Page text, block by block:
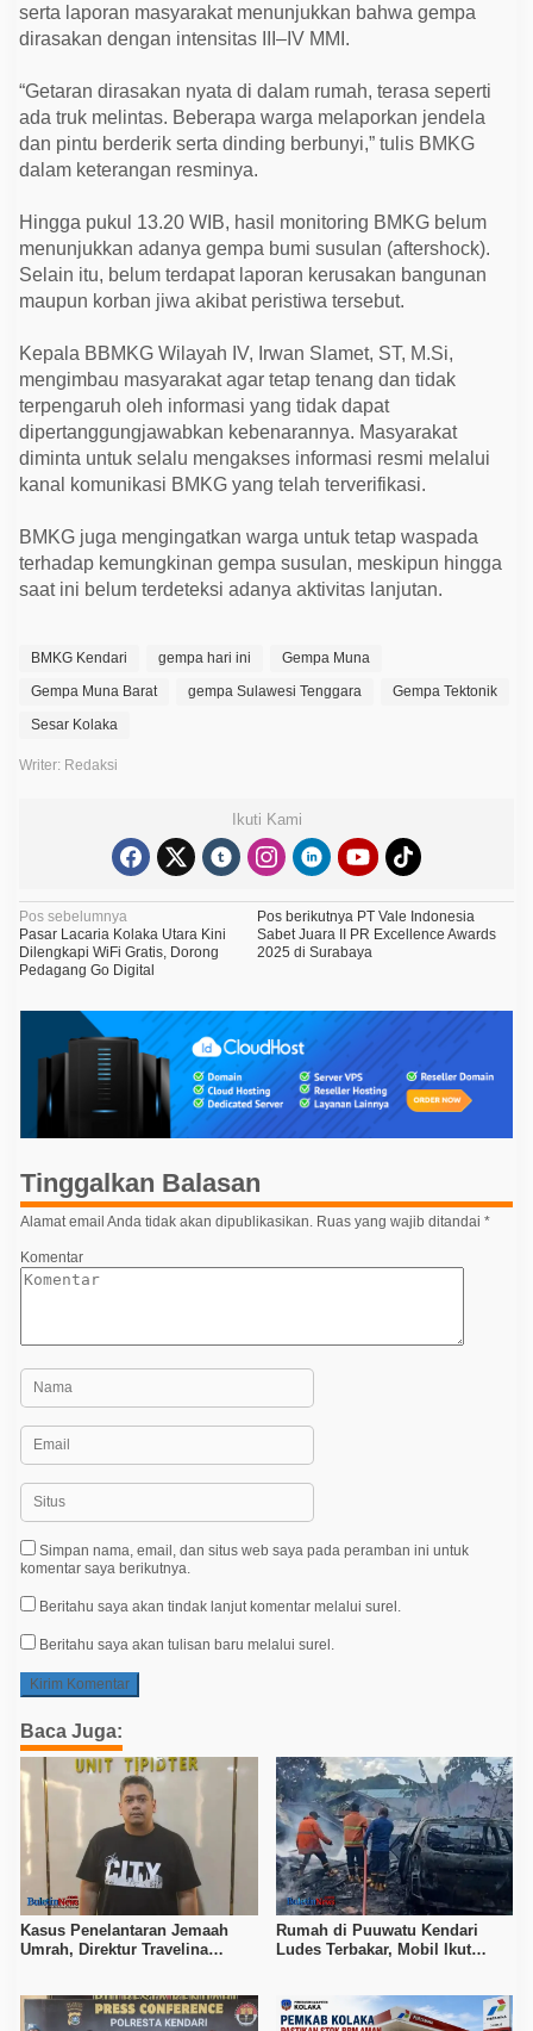
serta laporan masyarakat menunjukkan bahwa gempa
dirasakan dengan intensitas III–IV MMI.
“Getaran dirasakan nyata di dalam rumah, terasa seperti
ada truk melintas. Beberapa warga melaporkan jendela
dan pintu berderik serta dinding berbunyi,” tulis BMKG
dalam keterangan resminya.
Hingga pukul 13.20 WIB, hasil monitoring BMKG belum
menunjukkan adanya gempa bumi susulan (aftershock).
Selain itu, belum terdapat laporan kerusakan bangunan
maupun korban jiwa akibat peristiwa tersebut.
Kepala BBMKG Wilayah IV, Irwan Slamet, ST, M.Si,
mengimbau masyarakat agar tetap tenang dan tidak
terpengaruh oleh informasi yang tidak dapat
dipertanggungjawabkan kebenarannya. Masyarakat
diminta untuk selalu mengakses informasi resmi melalui
kanal komunikasi BMKG yang telah terverifikasi.
BMKG juga mengingatkan warga untuk tetap waspada
terhadap kemungkinan gempa susulan, meskipun hingga
saat ini belum terdeteksi adanya aktivitas lanjutan.
BMKG Kendari gempa hari ini
Gempa Muna
Gempa Muna Barat
gempa Sulawesi Tenggara
Gempa Tektonik
Sesar Kolaka
Writer: Redaksi
Ikuti Kami
N
a
v
i
i
p
o
s
Pos sebelumnya
Pasar Lacaria Kolaka Utara Kini
Dilengkapi WiFi Gratis, Dorong
Pedagang Go Digital
Pos berikutnyaPT Vale Indonesia
Sabet Juara II PR Excellence Awards
2025 di Surabaya
Tinggalkan Balasan
Alamat email Anda tidak akan dipublikasikan. Ruas yang wajib ditandai *
Komentar
Simpan nama, email, dan situs web saya pada peramban ini untuk
komentar saya berikutnya.
Beritahu saya akan tindak lanjut komentar melalui surel.
Beritahu saya akan tulisan baru melalui surel.
Baca Juga:
Kasus Penelantaran Jemaah
Umrah, Direktur Travelina
Rumah di Puuwatu Kendari
Ludes Terbakar, Mobil Ikut